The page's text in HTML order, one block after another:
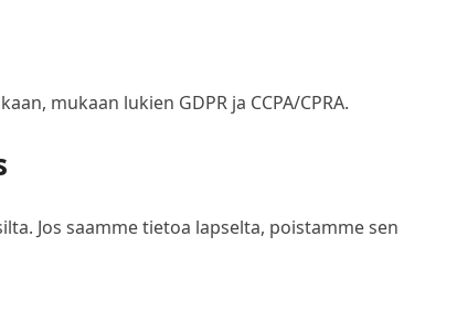
mukaan lukien GDPR ja CCPA/CPRA.
Jos saamme tietoa lapselta, poistamme sen